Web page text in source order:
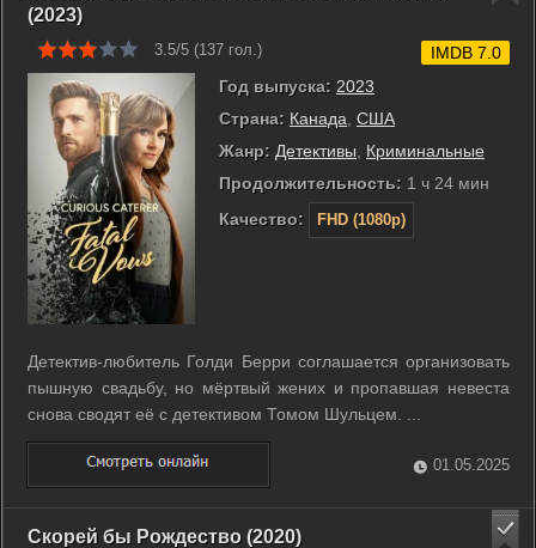
(2023)
3.5/5 (137 гол.)
Год выпуска: 2023
Страна: Канада США
Жанр: Детективы
Криминальные
Продолжительность: 1 ч 24 мин
Качество:
FHD (1080p)
IMDB 7.0
Детектив-любитель Голди Берри соглашается организовать
пышную свадьбу, но мёртвый жених и пропавшая невеста
снова сводят её с детективом Томом Шульцем. ...
01.05.2025
Скорей бы Рождество (2020)